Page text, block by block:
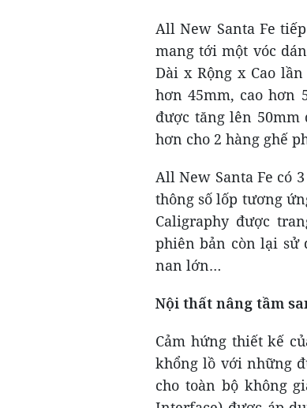
All New Santa Fe
mang tới một vóc
Dài x Rộng x Cao
hơn 45mm, cao hơn
được tăng lên 50mm
hơn cho 2 hàng ghế
All New Santa Fe có
thông số lốp tương
Caligraphy được
phiên bản còn lại sử
nan lớn…
Nội thất nâng tầm
Cảm hứng thiết kế
khổng lồ với những
cho toàn bộ không